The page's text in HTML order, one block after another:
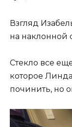
Взгляд
на наклонной
Стекло все
которое
починить, но